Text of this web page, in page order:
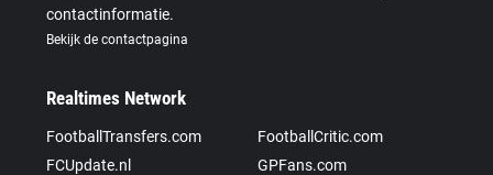
contactinformatie.
Bekijk de contactpagina
Realtimes Network
FootballTransfers.com
FootballCritic.com
FCUpdate.nl
GPFans.com